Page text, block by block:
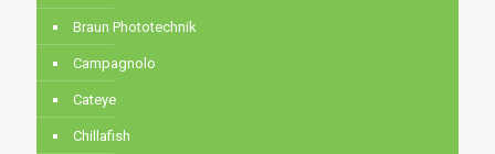
Braun Phototechnik
Campagnolo
Cateye
Chillafish